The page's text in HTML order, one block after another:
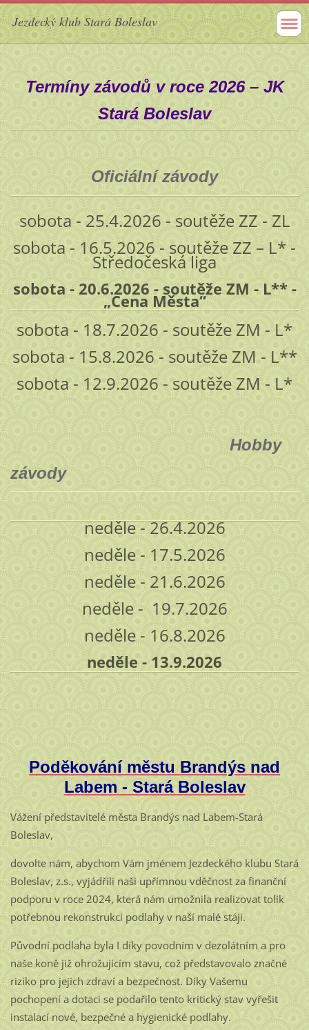
Jezdecký klub Stará Boleslav
Termíny závodů v roce 2026 – JK
Stará Boleslav
Oficiální závody
sobota - 25.4.2026 - soutěže ZZ - ZL
sobota - 16.5.2026 - soutěže ZZ – L* -
Středočeská liga
sobota - 20.6.2026 - soutěže ZM - L** -
„Cena Města“
sobota - 18.7.2026 - soutěže ZM - L*
sobota - 15.8.2026 - soutěže ZM - L**
sobota - 12.9.2026 - soutěže ZM - L*
Hobby
závody
neděle - 26.4.2026
neděle - 17.5.2026
neděle - 21.6.2026
neděle - 19.7.2026
neděle - 16.8.2026
neděle - 13.9.2026
Poděkování městu Brandýs nad
Labem - Stará Boleslav
Vážení představitelé města Brandýs nad Labem-Stará
Boleslav,
dovolte nám, abychom Vám jménem Jezdeckého klubu Stará
Boleslav, z.s., vyjádřili naši upřímnou vděčnost za finanční
podporu v roce 2024, která nám umožnila realizovat tolik
potřebnou rekonstrukci podlahy v naší malé stáji.
Původní podlaha byla I díky povodním v dezolátním a pro
naše koně již ohrožujícím stavu, což představovalo značné
riziko pro jejich zdraví a bezpečnost. Díky Vašemu
pochopení a dotaci se podařilo tento kritický stav vyřešit
instalací nové, bezpečné a hygienické podlahy.